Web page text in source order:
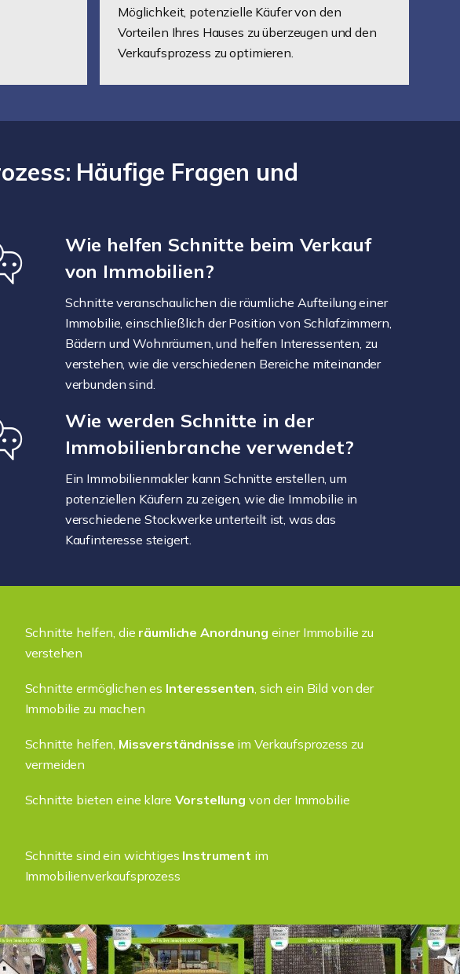
Möglichkeit, potenzielle Käufer von den
Vorteilen Ihres Hauses zu überzeugen und den
Verkaufsprozess zu optimieren.
Häufige Fragen und
Wie helfen Schnitte beim Verkauf
von Immobilien?
Schnitte veranschaulichen die räumliche Aufteilung einer
Immobilie, einschließlich der Position von Schlafzimmern,
Bädern und Wohnräumen, und helfen Interessenten, zu
verstehen, wie die verschiedenen Bereiche miteinander
verbunden sind.
Wie werden Schnitte in der
Immobilienbranche verwendet?
Ein Immobilienmakler kann Schnitte erstellen, um
potenziellen Käufern zu zeigen, wie die Immobilie in
verschiedene Stockwerke unterteilt ist, was das
Kaufinteresse steigert.
Schnitte helfen, die räumliche Anordnung einer Immobilie zu
verstehen
Schnitte ermöglichen es Interessenten, sich ein Bild von der
Immobilie zu machen
Schnitte helfen, Missverständnisse im Verkaufsprozess zu
vermeiden
Schnitte bieten eine klare Vorstellung von der Immobilie
Schnitte sind ein wichtiges Instrument im
Immobilienverkaufsprozess